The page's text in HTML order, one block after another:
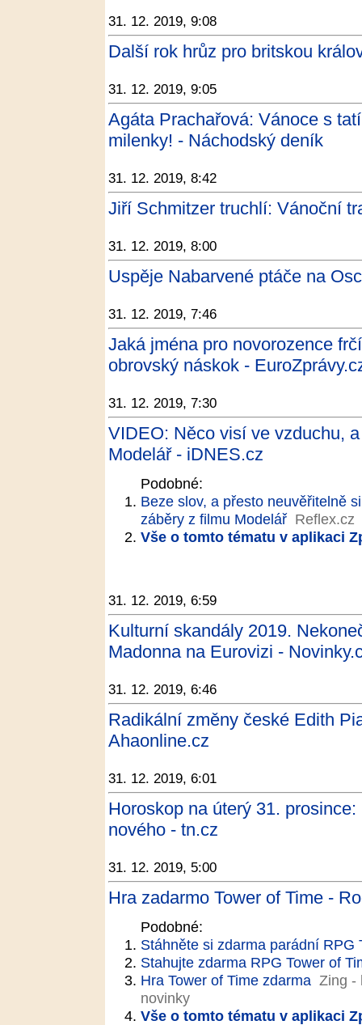
31. 12. 2019, 9:08
Další rok hrůz pro britskou
31. 12. 2019, 9:05
Agáta Prachařová: Vánoce s
milenky! - Náchodský deník
31. 12. 2019, 8:42
Jiří Schmitzer truchlí: Vánoční
31. 12. 2019, 8:00
Uspěje Nabarvené ptáče na
31. 12. 2019, 7:46
Jaká jména pro novorozence
obrovský náskok -
31. 12. 2019, 7:30
VIDEO: Něco visí ve vzduchu,
Modelář - iDNES.cz
Podobné:
Beze slov, a přesto neuvěřitelně
záběry z filmu Modelář Reflex.cz
Vše o tomto tématu v aplikaci
31. 12. 2019, 6:59
Kulturní skandály 2019.
Madonna na Eurovizi -
31. 12. 2019, 6:46
Radikální změny české Edith
Ahaonline.cz
31. 12. 2019, 6:01
Horoskop na úterý 31.
nového - tn.cz
31. 12. 2019, 5:00
Hra zadarmo Tower of Time -
Podobné:
Stáhněte si zdarma parádní RPG
Stahujte zdarma RPG Tower of
Hra Tower of Time zdarma Zing -
novinky
Vše o tomto tématu v aplikaci